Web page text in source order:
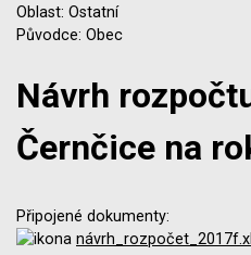
Oblast: Ostatní
Původce: Obec
Návrh
Černčice na
Připojené dokumenty: